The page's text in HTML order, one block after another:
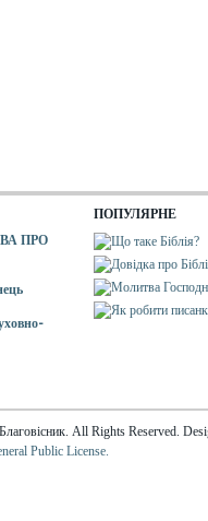
ПРО
ПОПУЛЯРНЕ
All Rights Reserved.
Public License.